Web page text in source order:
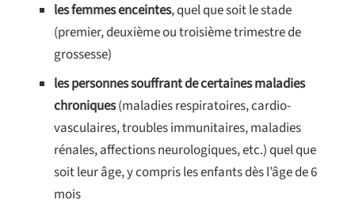
les femmes enceintes, quel que soit le stade
(premier, deuxième ou troisième trimestre de
grossesse)
les personnes souffrant de certaines maladies
chroniques(maladies respiratoires, cardio-
vasculaires, troubles immunitaires, maladies
rénales, affections neurologiques, etc.) quel que
soit leur âge, y compris les enfants dès l’âge de 6
mois